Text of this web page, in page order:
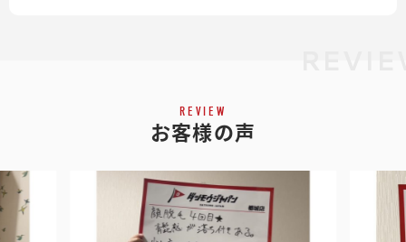
REVIEW
お客様の声